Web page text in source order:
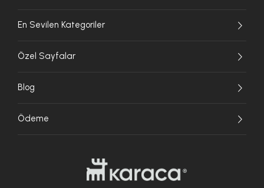
En Sevilen Kategoriler
Özel Sayfalar
Blog
Ödeme